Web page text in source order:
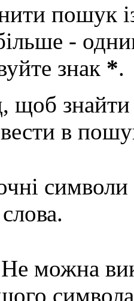
пошук
-
знак *.
щоб знайти
в
можна